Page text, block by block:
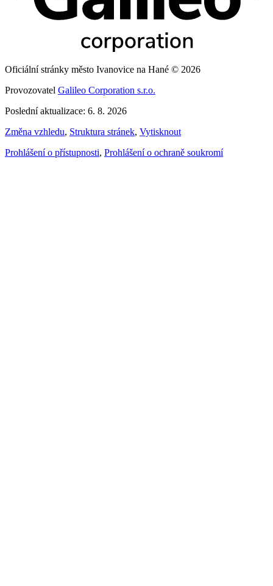
Oficiální stránky město Ivanovice na Hané © 2026
Provozovatel Galileo Corporation s.r.o.
Poslední aktualizace: 6. 8. 2026
Změna vzhledu, Struktura stránek, Vytisknout
Prohlášení o přístupnosti, Prohlášení o ochraně soukromí